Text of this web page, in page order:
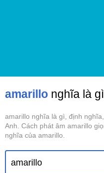
amarillo nghĩa là
amarillo nghĩa là gì, định
Anh. Cách phát âm amarillo
nghĩa của amarillo.